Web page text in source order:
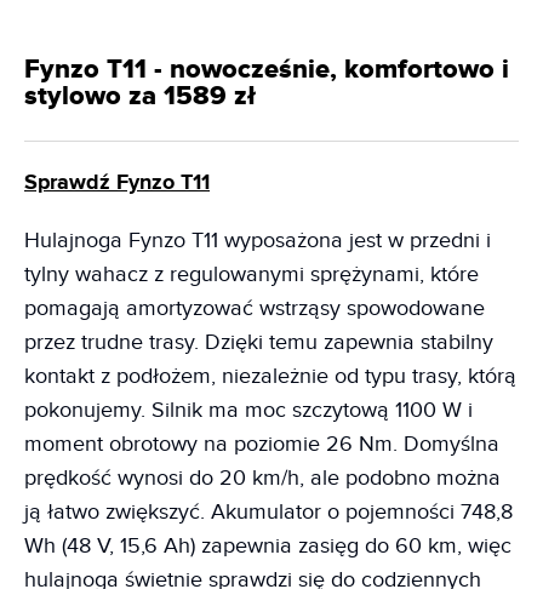
Fynzo T11 - nowocześnie, komfortowo i
stylowo za 1589 zł
Sprawdź Fynzo T11
Hulajnoga Fynzo T11 wyposażona jest w przedni i
tylny wahacz z regulowanymi sprężynami, które
pomagają amortyzować wstrząsy spowodowane
przez trudne trasy. Dzięki temu zapewnia stabilny
kontakt z podłożem, niezależnie od typu trasy, którą
pokonujemy. Silnik ma moc szczytową 1100 W i
moment obrotowy na poziomie 26 Nm. Domyślna
prędkość wynosi do 20 km/h, ale podobno można
ją łatwo zwiększyć. Akumulator o pojemności 748,8
Wh (48 V, 15,6 Ah) zapewnia zasięg do 60 km, więc
hulajnoga świetnie sprawdzi się do codziennych